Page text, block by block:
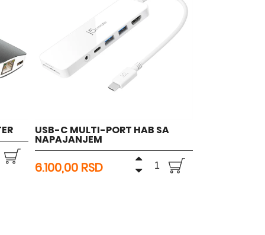
USB-C MULTI-PORT HAB SA
NAPAJANJEM
6.100,00 RSD